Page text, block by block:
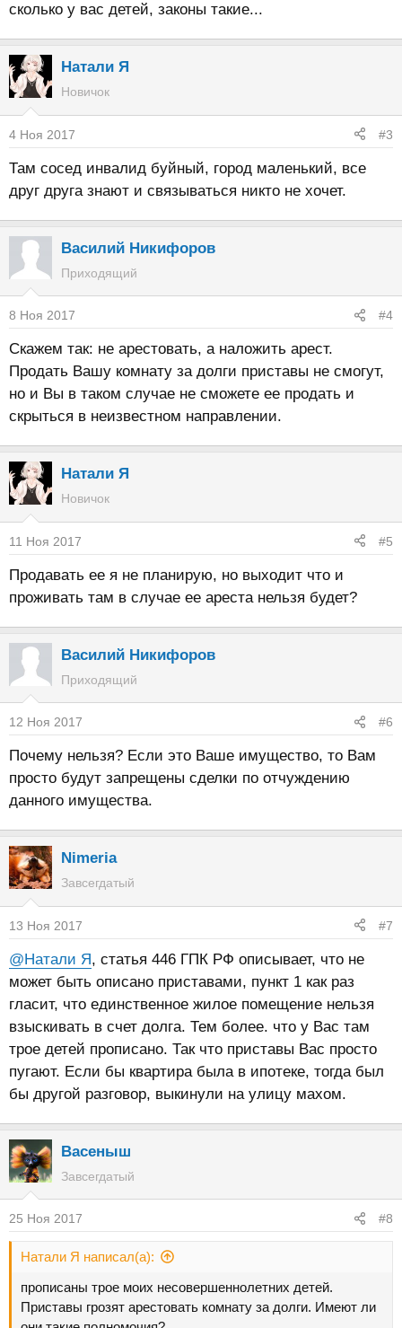
сколько у вас детей, законы такие...
Натали Я
Новичок
4 Ноя 2017 #3
Там сосед инвалид буйный, город маленький, все
друг друга знают и связываться никто не хочет.
Василий Никифоров
Приходящий
8 Ноя 2017 #4
Скажем так: не арестовать, а наложить арест.
Продать Вашу комнату за долги приставы не смогут,
но и Вы в таком случае не сможете ее продать и
скрыться в неизвестном направлении.
Натали Я
Новичок
11 Ноя 2017 #5
Продавать ее я не планирую, но выходит что и
проживать там в случае ее ареста нельзя будет?
Василий Никифоров
Приходящий
12 Ноя 2017 #6
Почему нельзя? Если это Ваше имущество, то Вам
просто будут запрещены сделки по отчуждению
данного имущества.
Nimeria
Завсегдатый
13 Ноя 2017 #7
@Натали Я, статья 446 ГПК РФ описывает, что не
может быть описано приставами, пункт 1 как раз
гласит, что единственное жилое помещение нельзя
взыскивать в счет долга. Тем более. что у Вас там
трое детей прописано. Так что приставы Вас просто
пугают. Если бы квартира была в ипотеке, тогда был
бы другой разговор, выкинули на улицу махом.
Васеныш
Завсегдатый
25 Ноя 2017 #8
Натали Я написал(а):
прописаны трое моих несовершеннолетних детей.
Приставы грозят арестовать комнату за долги. Имеют ли